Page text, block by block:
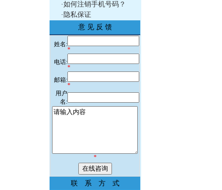
·如何注销手机号码？
· 隐私保证
意 见 反 馈
姓名:
*
电话:
*
邮箱:
*
用户
名:
*
联 系 方 式